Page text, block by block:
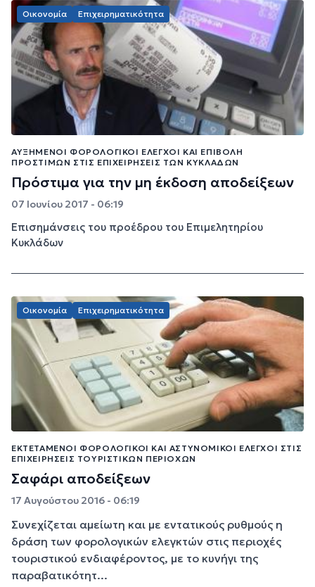
Οικονομία Επιχειρηματικότητα
ΑΥΞΗΜΈΝΟΙ ΦΟΡΟΛΟΓΙΚΟΊ ΈΛΕΓΧΟΙ ΚΑΙ ΕΠΙΒΟΛΉ
ΠΡΟΣΤΊΜΩΝ ΣΤΙΣ ΕΠΙΧΕΙΡΉΣΕΙΣ ΤΩΝ ΚΥΚΛΆΔΩΝ
Πρόστιμα για την μη έκδοση αποδείξεων
07 Ιουνίου 2017 - 06:19
Επισημάνσεις του προέδρου του Επιμελητηρίου
Κυκλάδων
Οικονομία Επιχειρηματικότητα
ΕΚΤΕΤΑΜΈΝΟΙ ΦΟΡΟΛΟΓΙΚΟΊ ΚΑΙ ΑΣΤΥΝΟΜΙΚΟΊ ΈΛΕΓΧΟΙ ΣΤΙΣ
ΕΠΙΧΕΙΡΉΣΕΙΣ ΤΟΥΡΙΣΤΙΚΏΝ ΠΕΡΙΟΧΏΝ
Σαφάρι αποδείξεων
17 Αυγούστου 2016 - 06:19
Συνεχίζεται αμείωτη και με εντατικούς ρυθμούς η
δράση των φορολογικών ελεγκτών στις περιοχές
τουριστικού ενδιαφέροντος, με το κυνήγι της
παραβατικότητ...